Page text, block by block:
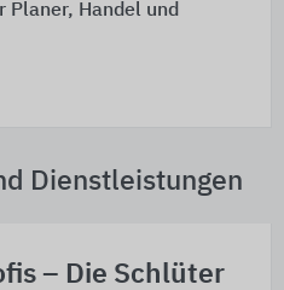
Planer, Handel und
Dienstleistungen
– Die Schlüter